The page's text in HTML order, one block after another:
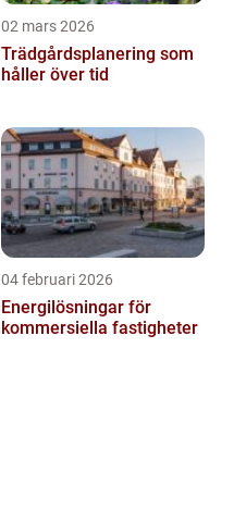
02 mars 2026
Trädgårdsplanering som
håller över tid
04 februari 2026
Energilösningar för
kommersiella fastigheter